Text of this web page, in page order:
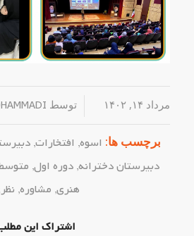
مرداد ۱۴, ۱۴۰۲ / توسط
برچسب ها: اسوه, افتخارات,
دبیرستان دخترانه, دوره اول,
هنری, مشاوره,
اشتراک این